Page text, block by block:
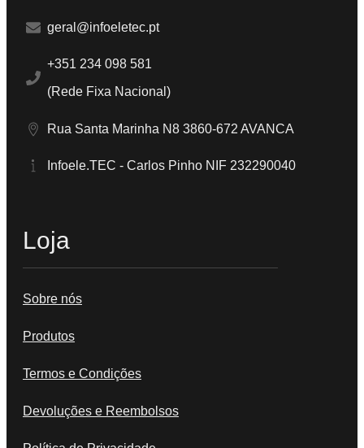
geral@infoeletec.pt
+351 234 098 581
(Rede Fixa Nacional)
Rua Santa Marinha N8 3860-672 AVANCA
Infoele.TEC - Carlos Pinho NIF 232290040
Loja
Sobre nós
Produtos
Termos e Condições
Devoluções e Reembolsos